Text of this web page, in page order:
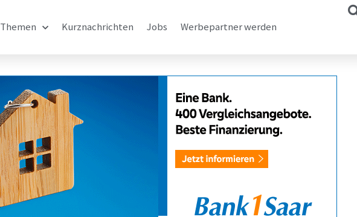
Themen Kurznachrichten Jobs Werbepartner werden